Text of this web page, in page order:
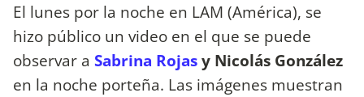
El lunes por la noche en LAM (América), se
hizo público un video en el que se puede
observar a Sabrina Rojasy Nicolás González
en la noche porteña. Las imágenes muestran